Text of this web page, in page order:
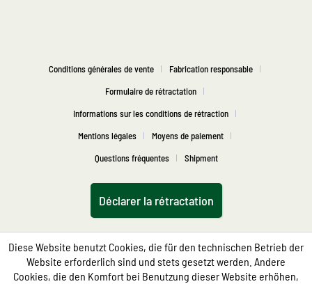
Conditions générales de vente
Fabrication responsable
Formulaire de rétractation
Informations sur les conditions de rétraction
Mentions légales
Moyens de paiement
Questions fréquentes
Shipment
Déclarer la rétractation
Diese Website benutzt Cookies, die für den technischen Betrieb der
Website erforderlich sind und stets gesetzt werden. Andere
Cookies, die den Komfort bei Benutzung dieser Website erhöhen,